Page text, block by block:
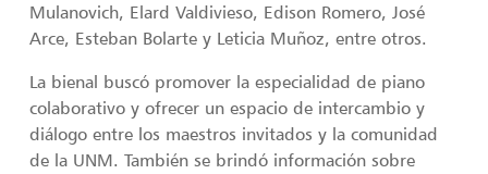
Mulanovich, Elard Valdivieso, Edison Romero, José
Arce, Esteban Bolarte y Leticia Muñoz, entre otros.
La bienal buscó promover la especialidad de piano
colaborativo y ofrecer un espacio de intercambio y
diálogo entre los maestros invitados y la comunidad
de la UNM. También se brindó información sobre